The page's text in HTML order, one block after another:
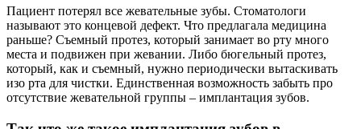
Пациент потерял все жевательные зубы. Стоматологи
называют это концевой дефект. Что предлагала медицина
раньше? Съемный протез, который занимает во рту много
места и подвижен при жевании. Либо бюгельный протез,
который, как и съемный, нужно периодически вытаскивать
изо рта для чистки. Единственная возможность забыть про
отсутствие жевательной группы – имплантация зубов.